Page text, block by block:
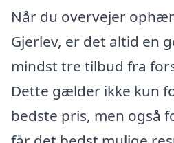
Når du overvejer
Gjerlev, er det altid en
mindst tre tilbud fra
Dette gælder ikke kun
bedste pris, men også